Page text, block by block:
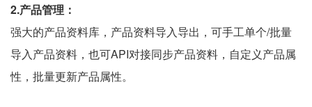
2.产品管理：
强大的产品资料库，产品资料导入导出，可手工单个/批量
导入产品资料，也可API对接同步产品资料，自定义产品属
性，批量更新产品属性。